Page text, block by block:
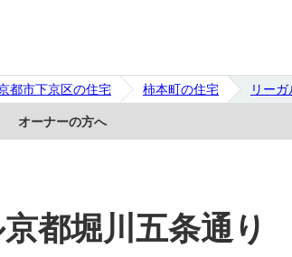
都市下京区の住宅 柿本町の住宅 リー
オーナーの方へ
都堀川五条通り